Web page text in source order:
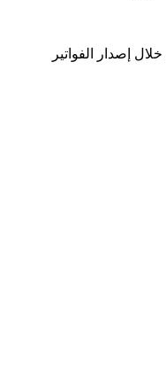
إصدار الفواتير